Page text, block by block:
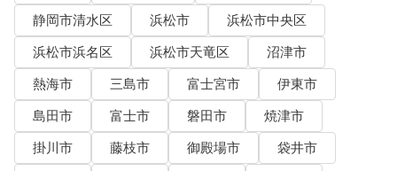
静岡市清水区
浜松市
浜松市中央区
浜松市浜名区
浜松市天竜区
沼津市
熱海市
三島市 富士宮市
伊東市
島田市
富士市 磐田市
焼津市
掛川市
藤枝市 御殿場市
袋井市